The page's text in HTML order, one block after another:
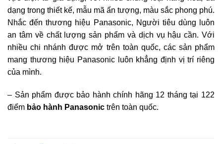
dạng trong thiết kế, mẫu mã ấn tượng, màu sắc phong phú.
Nhắc đến thương hiệu Panasonic, Người tiêu dùng luôn
an tâm về chất lượng sản phẩm và dịch vụ hậu cần. Với
nhiều chi nhánh được mở trên toàn quốc, các sản phẩm
mang thương hiệu Panasonic luôn khẳng định vị trí riêng
của mình.
– Sản phẩm được bảo hành chính hãng 12 tháng tại 122
điểm bảo hành Panasonic trên toàn quốc.